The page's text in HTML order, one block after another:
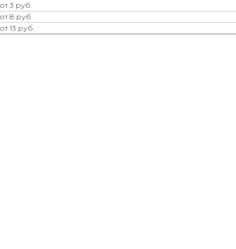
от 3 руб.
от 8 руб.
от 13 руб.